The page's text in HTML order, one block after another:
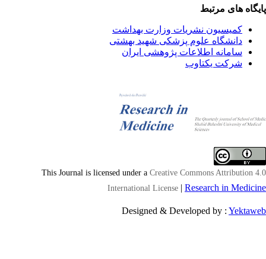
های مرتبط
کمیسیون نشریات وزارت بهداشت
دانشگاه علوم پزشکی شهید بهشتی
سامانه اطلاعات پژوهشی ایران
شرکت یکتاوب
This Journal is licensed under aCreative Commons Attribution
International License|Research in
Designed & Developed by :